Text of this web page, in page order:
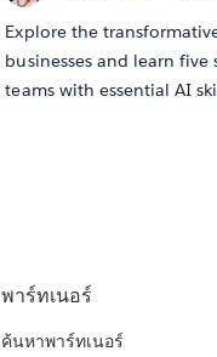
Explore the
businesses and learn
teams with essential AI
พาร์ทเนอร์
ค้นหาพาร์ทเนอร์